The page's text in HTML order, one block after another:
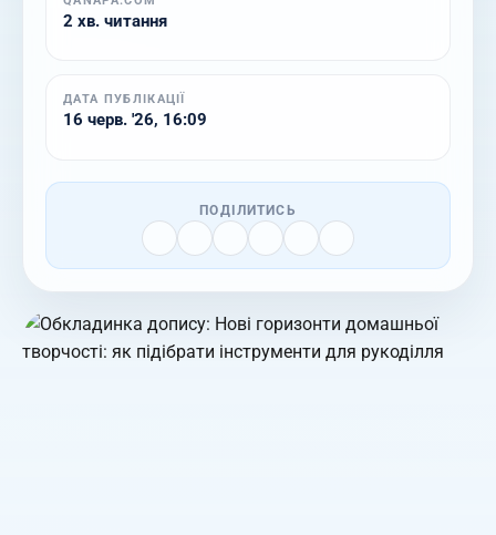
2 хв. читання
ДАТА ПУБЛІКАЦІЇ
16 черв. '26, 16:09
ПОДІЛИТИСЬ